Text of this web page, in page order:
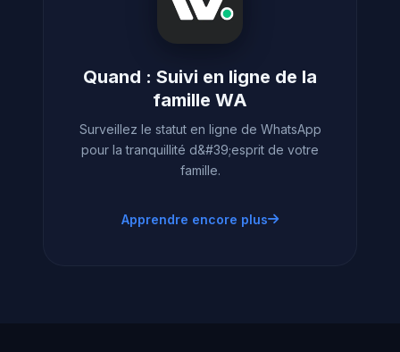
Quand : Suivi en ligne de la
famille WA
Surveillez le statut en ligne de WhatsApp
pour la tranquillité d&#39;esprit de votre
famille.
Apprendre encore plus